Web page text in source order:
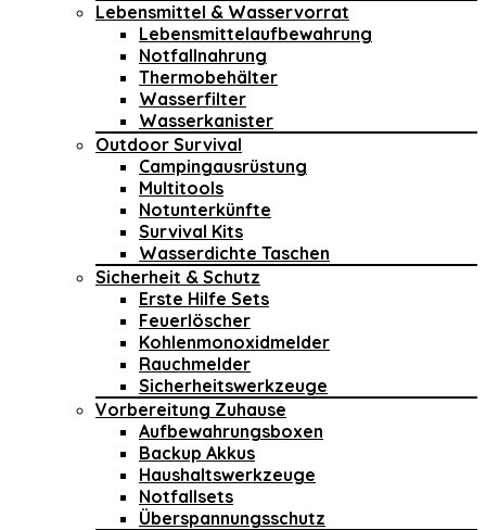
Lebensmittel & Wasservorrat
Lebensmittelaufbewahrung
Notfallnahrung
Thermobehälter
Wasserfilter
Wasserkanister
Outdoor Survival
Campingausrüstung
Multitools
Notunterkünfte
Survival Kits
Wasserdichte Taschen
Sicherheit & Schutz
Erste Hilfe Sets
Feuerlöscher
Kohlenmonoxidmelder
Rauchmelder
Sicherheitswerkzeuge
Vorbereitung Zuhause
Aufbewahrungsboxen
Backup Akkus
Haushaltswerkzeuge
Notfallsets
Überspannungsschutz